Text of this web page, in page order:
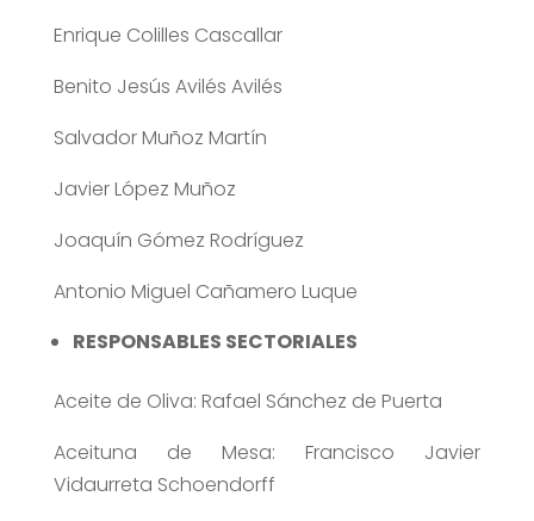
Enrique Colilles Cascallar
Benito Jesús Avilés Avilés
Salvador Muñoz Martín
Javier López Muñoz
Joaquín Gómez Rodríguez
Antonio Miguel Cañamero Luque
RESPONSABLES SECTORIALES
Aceite de Oliva: Rafael Sánchez de Puerta
Aceituna de Mesa: Francisco Javier
Vidaurreta Schoendorff